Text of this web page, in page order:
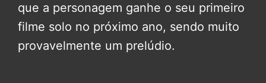
que a personagem ganhe o seu primeiro
filme solo no próximo ano, sendo muito
provavelmente um prelúdio.